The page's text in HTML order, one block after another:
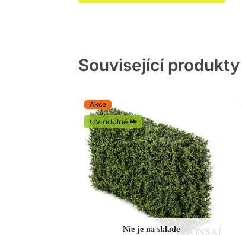
Související produkty
UV odolné 🌦️